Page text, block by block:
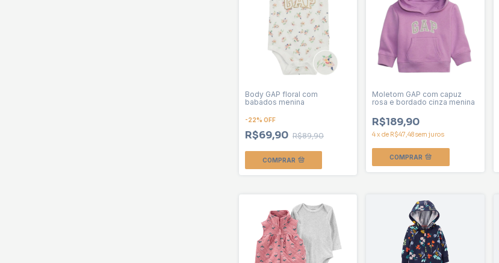
Body GAP floral com
babados menina
-22% OFF
R$69,90 R$89,90
COMPRAR
Moletom GAP com capuz
rosa e bordado cinza menina
R$189,90
4xde R$47,48sem juros
COMPRAR